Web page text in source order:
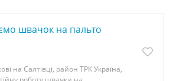
швачок на пальто
на Салтівці, район ТРК Україна,